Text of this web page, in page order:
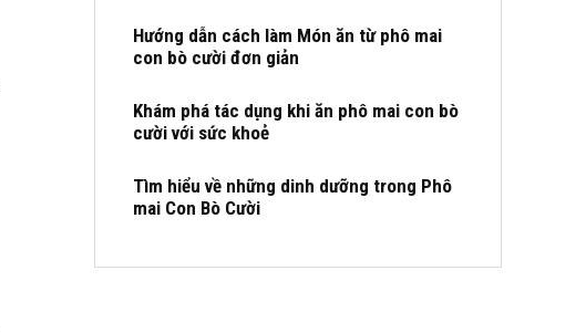
Hướng dẫn cách làm Món ăn từ phô mai
con bò cười đơn giản
Khám phá tác dụng khi ăn phô mai con bò
cười với sức khoẻ
Tìm hiểu về những dinh dưỡng trong Phô
mai Con Bò Cười